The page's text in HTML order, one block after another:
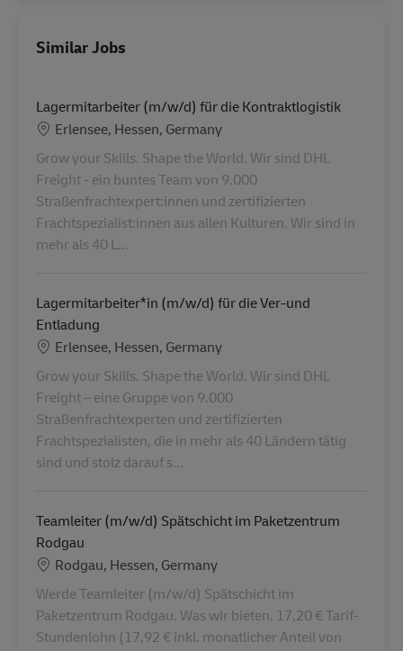
Similar Jobs
Lagermitarbeiter (m/w/d) für die Kontraktlogistik
Location
Erlensee, Hessen, Germany
Grow your Skills. Shape the World. Wir sind DHL
Freight - ein buntes Team von 9.000
Straßenfrachtexpert:innen und zertifizierten
Frachtspezialist:innen aus allen Kulturen. Wir sind in
mehr als 40 L...
Lagermitarbeiter*in (m/w/d) für die Ver-und
Entladung
Location
Erlensee, Hessen, Germany
Grow your Skills. Shape the World. Wir sind DHL
Freight – eine Gruppe von 9.000
Straßenfrachtexperten und zertifizierten
Frachtspezialisten, die in mehr als 40 Ländern tätig
sind und stolz darauf s...
Teamleiter (m/w/d) Spätschicht im Paketzentrum
Rodgau
Location
Rodgau, Hessen, Germany
Werde Teamleiter (m/w/d) Spätschicht im
Paketzentrum Rodgau. Was wir bieten. 17,20 € Tarif-
Stundenlohn (17,92 € inkl. monatlicher Anteil von